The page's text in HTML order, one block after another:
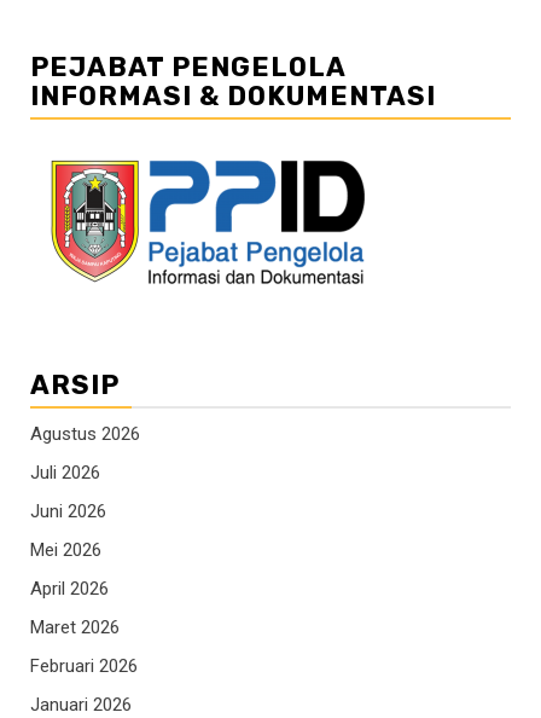
PEJABAT PENGELOLA
INFORMASI & DOKUMENTASI
ARSIP
Agustus 2026
Juli 2026
Juni 2026
Mei 2026
April 2026
Maret 2026
Februari 2026
Januari 2026